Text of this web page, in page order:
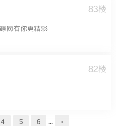
83楼
网有你更精彩
82楼
4 5 6 ... »